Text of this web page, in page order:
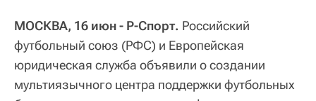
МОСКВА, 16 июн - Р-Спорт. Российский
футбольный союз (РФС) и Европейская
юридическая служба объявили о создании
мультиязычного центра поддержки футбольных